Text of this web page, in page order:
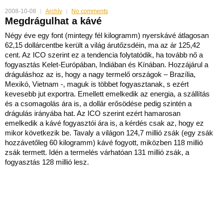
2008-10-08 Archív No comments
Megdrágulhat a kávé
Négy éve egy font (mintegy fél kilogramm) nyerskávé átlagosan
62,15 dollárcentbe került a világ árutőzsdéin, ma az ár 125,42
cent. Az ICO szerint ez a tendencia folytatódik, ha tovább nő a
fogyasztás Kelet-Európában, Indiában és Kínában. Hozzájárul a
dráguláshoz az is, hogy a nagy termelő országok – Brazília,
Mexikó, Vietnam -, maguk is többet fogyasztanak, s ezért
kevesebb jut exportra. Emellett emelkedik az energia, a szállítás
és a csomagolás ára is, a dollár erősödése pedig szintén a
drágulás irányába hat. Az ICO szerint ezért hamarosan
emelkedik a kávé fogyasztói ára is, a kérdés csak az, hogy ez
mikor következik be. Tavaly a világon 124,7 millió zsák (egy zsák
hozzávetőleg 60 kilogramm) kávé fogyott, miközben 118 millió
zsák termett. Idén a termelés várhatóan 131 millió zsák, a
fogyasztás 128 millió lesz.